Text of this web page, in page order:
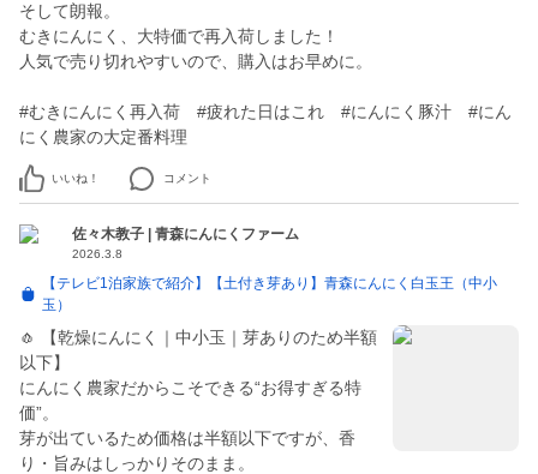
そして朗報。
むきにんにく、大特価で再入荷しました！
人気で売り切れやすいので、購入はお早めに。
#むきにんにく再入荷 #疲れた日はこれ #にんにく豚汁 #にん
にく農家の大定番料理
いいね！ コメント
佐々木教子 | 青森にんにくファーム
2026.3.8
【テレビ1泊家族で紹介】【土付き芽あり】青森にんにく白玉王（中小
玉）
🧄 【乾燥にんにく｜中小玉｜芽ありのため半額
以下】
にんにく農家だからこそできる“お得すぎる特
価”。
芽が出ているため価格は半額以下ですが、香
り・旨みはしっかりそのまま。